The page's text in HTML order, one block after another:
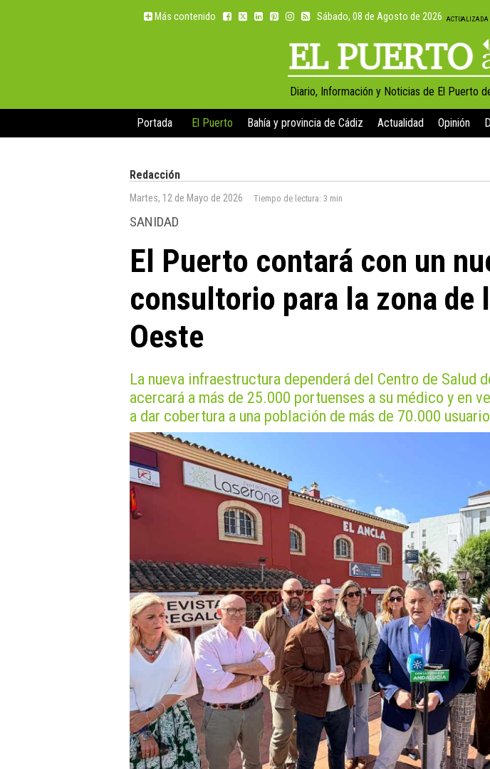
Más contenido Sábado, 08 de Agosto de 2026 ACTUALIZADA
Diario, Información y Noticias de El Puerto
Portada El Puerto Bahía y provincia de Cádiz Actualidad Opinión
Redacción
Martes, 12 de Mayo de 2026 Tiempo de lectura: 3 min
SANIDAD
El Puerto contará con un
consultorio para la zona de
Oeste
La nueva infraestructura dependerá del Centro de Salud
acercará a más de 25.000 portuenses a su médico y en
a dar cobertura a una población de más de 70.000